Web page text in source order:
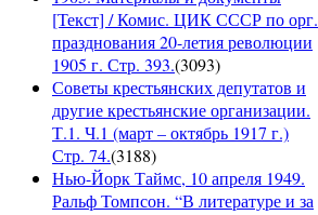
[Текст] / Комис. ЦИК СССР по орг.
празднования 20-летия революции
1905 г. Стр. 393.(3093)
Советы крестьянских депутатов и
другие крестьянские организации.
Т.1. Ч.1 (март – октябрь 1917 г.)
Стр. 74.(3188)
Нью-Йорк Таймс, 10 апреля 1949.
Ральф Томпсон. “В литературе и за